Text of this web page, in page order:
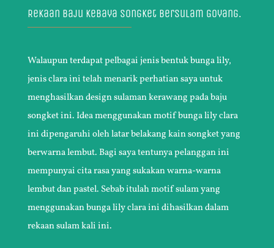
Rekaan Baju Kebaya Songket Bersulam Goyang.
Walaupun terdapat pelbagai jenis bentuk bunga lily,
jenis clara ini telah menarik perhatian saya untuk
menghasilkan design sulaman kerawang pada baju
songket ini. Idea menggunakan motif bunga lily clara
ini dipengaruhi oleh latar belakang kain songket yang
berwarna lembut. Bagi saya tentunya pelanggan ini
mempunyai cita rasa yang sukakan warna-warna
lembut dan pastel. Sebab itulah motif sulam yang
menggunakan bunga lily clara ini dihasilkan dalam
rekaan sulam kali ini.